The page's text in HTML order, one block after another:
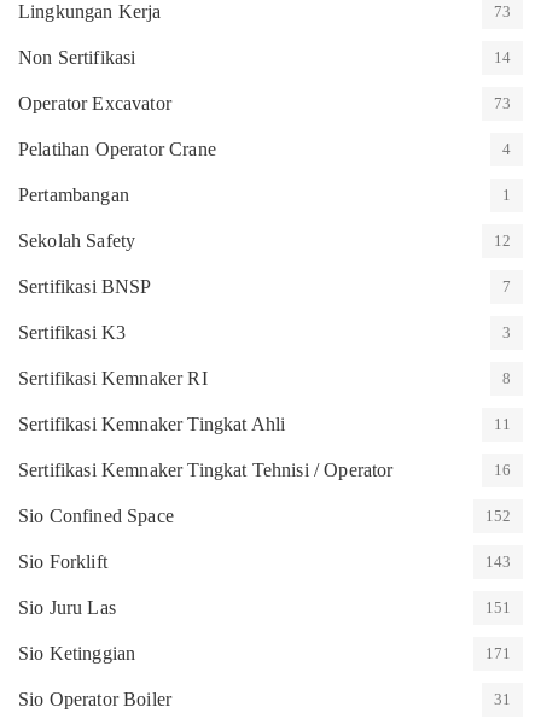
Lingkungan Kerja 73
Non Sertifikasi 14
Operator Excavator 73
Pelatihan Operator Crane 4
Pertambangan 1
Sekolah Safety 12
Sertifikasi BNSP 7
Sertifikasi K3 3
Sertifikasi Kemnaker RI 8
Sertifikasi Kemnaker Tingkat Ahli 11
Sertifikasi Kemnaker Tingkat Tehnisi / Operator 16
Sio Confined Space 152
Sio Forklift 143
Sio Juru Las 151
Sio Ketinggian 171
Sio Operator Boiler 31